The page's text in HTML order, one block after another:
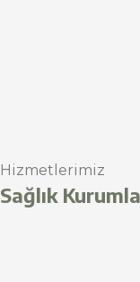
Hizmetlerimiz
Sağlık